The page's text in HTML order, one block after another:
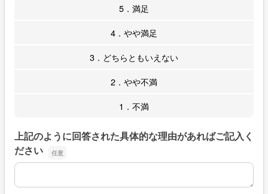
5．満足
4．やや満足
3．どちらともいえない
2．やや不満
1．不満
上記のように回答された具体的な理由があればご記入く
ださい
上記のように回答された具体的な理由があればご記入くだ